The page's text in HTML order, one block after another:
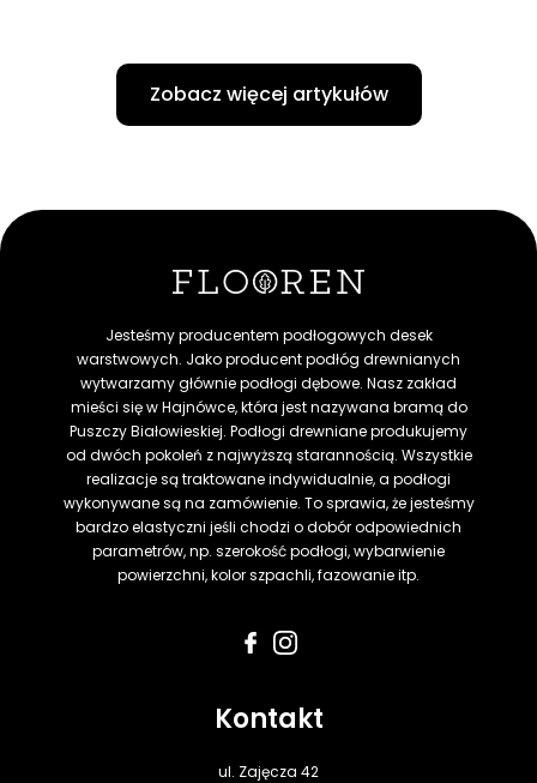
Zobacz więcej artykułów
Jesteśmy producentem podłogowych desek
warstwowych. Jako producent podłóg drewnianych
wytwarzamy głównie podłogi dębowe. Nasz zakład
mieści się w Hajnówce, która jest nazywana bramą do
Puszczy Białowieskiej. Podłogi drewniane produkujemy
od dwóch pokoleń z najwyższą starannością. Wszystkie
realizacje są traktowane indywidualnie, a podłogi
wykonywane są na zamówienie. To sprawia, że jesteśmy
bardzo elastyczni jeśli chodzi o dobór odpowiednich
parametrów, np. szerokość podłogi, wybarwienie
powierzchni, kolor szpachli, fazowanie itp.
Kontakt
ul. Zajęcza 42